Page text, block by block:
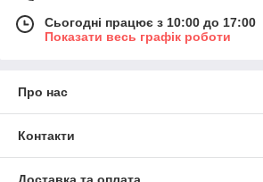
Сьогодні працює з 10:00 до 17:00
Показати весь графік роботи
Про нас
Контакти
Доставка та оплата